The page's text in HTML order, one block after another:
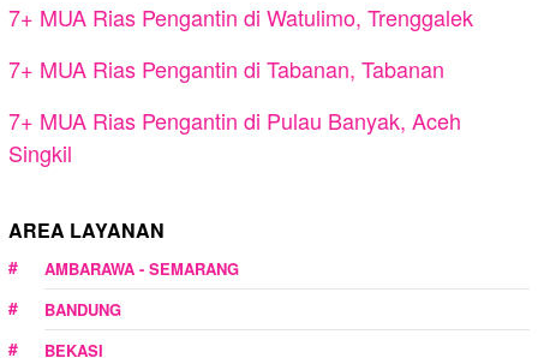
7+ MUA Rias Pengantin di Watulimo, Trenggalek
7+ MUA Rias Pengantin di Tabanan, Tabanan
7+ MUA Rias Pengantin di Pulau Banyak, Aceh
Singkil
AREA LAYANAN
AMBARAWA - SEMARANG
BANDUNG
BEKASI